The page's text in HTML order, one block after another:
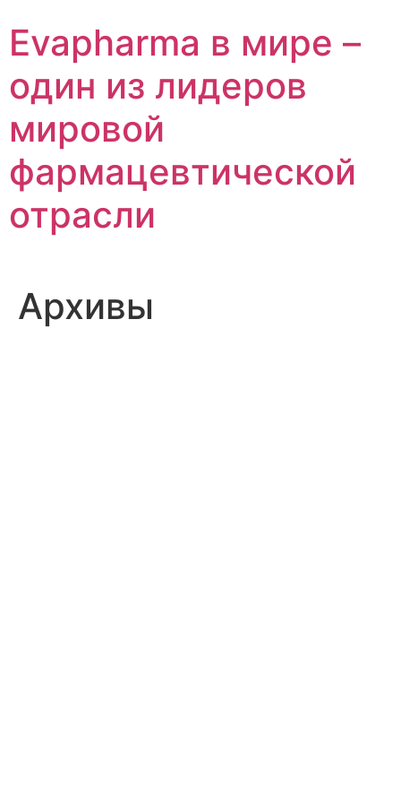
содержимому
Evapharma в мире –
один из лидеров
мировой
фармацевтической
отрасли
Архивы